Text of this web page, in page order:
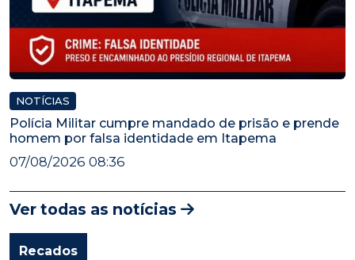
NOTÍCIAS
Polícia Militar cumpre mandado de prisão e prende
homem por falsa identidade em Itapema
07/08/2026 08:36
Ver todas as notícias
Recados